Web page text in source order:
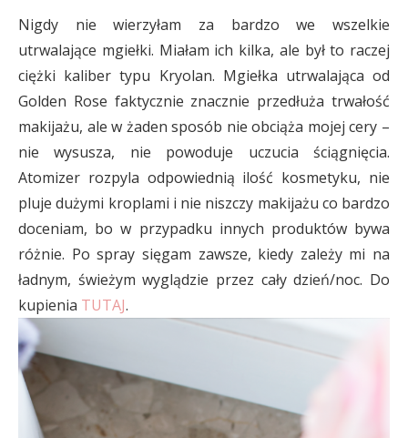
Nigdy nie wierzyłam za bardzo we wszelkie
utrwalające mgiełki. Miałam ich kilka, ale był to raczej
ciężki kaliber typu Kryolan. Mgiełka utrwalająca od
Golden Rose faktycznie znacznie przedłuża trwałość
makijażu, ale w żaden sposób nie obciąża mojej cery –
nie wysusza, nie powoduje uczucia ściągnięcia.
Atomizer rozpyla odpowiednią ilość kosmetyku, nie
pluje dużymi kroplami i nie niszczy makijażu co bardzo
doceniam, bo w przypadku innych produktów bywa
różnie. Po spray sięgam zawsze, kiedy zależy mi na
ładnym, świeżym wyglądzie przez cały dzień/noc. Do
kupienia TUTAJ.